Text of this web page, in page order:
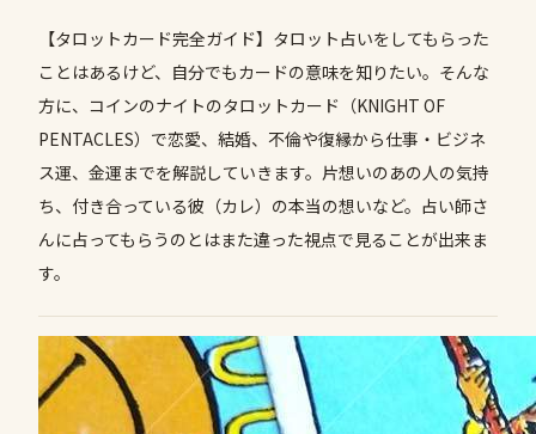
【タロットカード完全ガイド】タロット占いをしてもらった
ことはあるけど、自分でもカードの意味を知りたい。そんな
方に、コインのナイトのタロットカード（KNIGHT OF
PENTACLES）で恋愛、結婚、不倫や復縁から仕事・ビジネ
ス運、金運までを解説していきます。片想いのあの人の気持
ち、付き合っている彼（カレ）の本当の想いなど。占い師さ
んに占ってもらうのとはまた違った視点で見ることが出来ま
す。